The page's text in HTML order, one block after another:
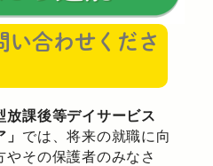
い合わせくださ
放課後等デイサービス
では、将来の就職に向
その保護者のみなさ